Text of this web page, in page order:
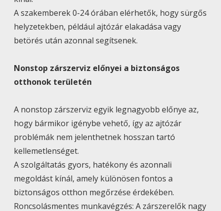
A szakemberek 0-24 órában elérhetők, hogy sürgős
helyzetekben, például ajtózár elakadása vagy
betörés után azonnal segítsenek.
Nonstop zárszerviz előnyei a biztonságos
otthonok területén
A nonstop zárszerviz egyik legnagyobb előnye az,
hogy bármikor igénybe vehető, így az ajtózár
problémák nem jelenthetnek hosszan tartó
kellemetlenséget.
A szolgáltatás gyors, hatékony és azonnali
megoldást kínál, amely különösen fontos a
biztonságos otthon megőrzése érdekében.
Roncsolásmentes munkavégzés: A zárszerelők nagy